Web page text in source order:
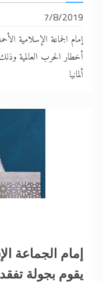
7/8/2019
إمام الجماعة الإسلامية
أخطار الحرب العالمية
ألمانيا
إمام الجماعة
يقوم بجولة